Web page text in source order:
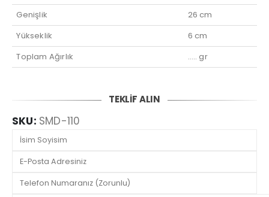
Genişlik
26 cm
Yükseklik
6 cm
Toplam Ağırlık
….. gr
TEKLİF ALIN
SKU: SMD-110